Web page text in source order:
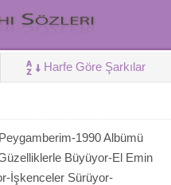
Harfe Göre Şarkılar
1990 Albümü
Güzelliklerle Büyüyor-El Emin
İşkenceler Sürüyor-